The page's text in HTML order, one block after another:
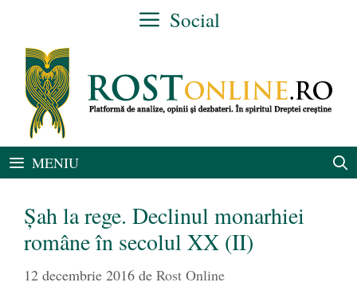
conținut
Social
MENIU
Şah la rege. Declinul monarhiei
române în secolul XX (II)
12 decembrie 2016 de Rost Online